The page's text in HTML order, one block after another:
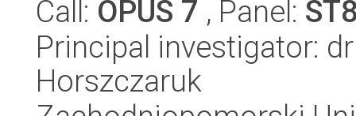
Call: OPUS 7 , Panel:
Principal investigator:
Horszczaruk